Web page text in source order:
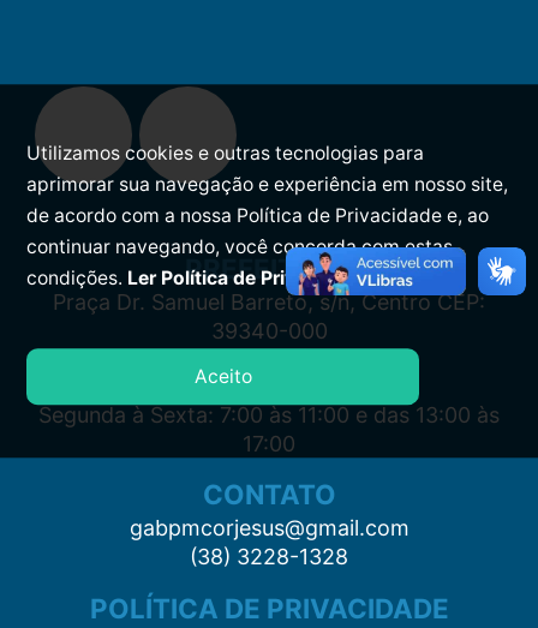
PREFEITURA
Praça Dr. Samuel Barreto, s/n, Centro CEP:
39340-000
ATENDIMENTO
Segunda à Sexta: 7:00 às 11:00 e das 13:00 às
17:00
CONTATO
gabpmcorjesus@gmail.com
(38) 3228-1328
POLÍTICA DE PRIVACIDADE
Utilizamos cookies e outras tecnologias para
aprimorar sua navegação e experiência em nosso site,
de acordo com a nossa Política de Privacidade e, ao
continuar navegando, você concorda com estas
condições. Ler Política de Privacidade.
Aceito